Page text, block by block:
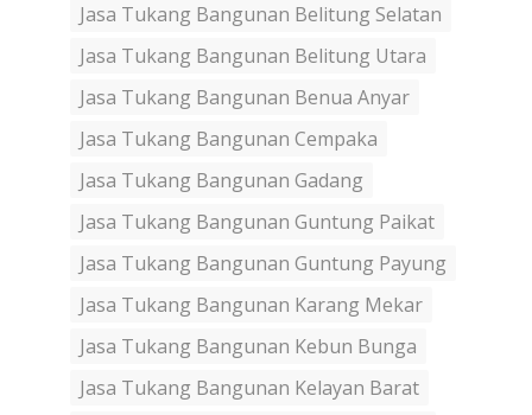
Jasa Tukang Bangunan Belitung Selatan
Jasa Tukang Bangunan Belitung Utara
Jasa Tukang Bangunan Benua Anyar
Jasa Tukang Bangunan Cempaka
Jasa Tukang Bangunan Gadang
Jasa Tukang Bangunan Guntung Paikat
Jasa Tukang Bangunan Guntung Payung
Jasa Tukang Bangunan Karang Mekar
Jasa Tukang Bangunan Kebun Bunga
Jasa Tukang Bangunan Kelayan Barat